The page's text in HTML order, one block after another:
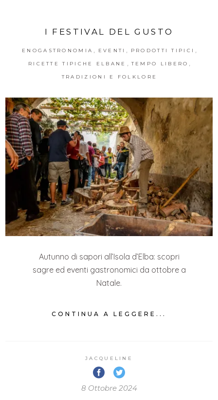
I FESTIVAL DEL GUSTO
ENOGASTRONOMIA , EVENTI , PRODOTTI TIPICI ,
RICETTE TIPICHE ELBANE , TEMPO LIBERO ,
TRADIZIONI E FOLKLORE
Autunno di sapori all’Isola d’Elba: scopri
sagre ed eventi gastronomici da ottobre a
Natale.
CONTINUA A LEGGERE...
JACQUELINE
8 Ottobre 2024